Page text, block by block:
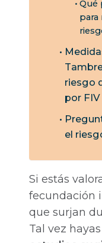
Qué
para
riesgo
por FIV
el
Si estás
fecundación
que surjan
Tal vez